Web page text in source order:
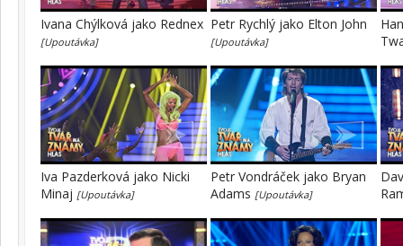
Ivana Chýlková jako Rednex
[Upoutávka]
Petr Rychlý jako Elton John
[Upoutávka]
Iva Pazderková jako Nicki
Minaj [Upoutávka]
Petr Vondráček jako Bryan
Adams [Upoutávka]